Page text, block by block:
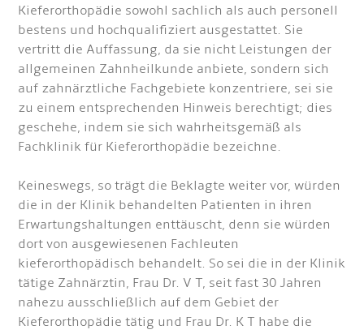
Kieferorthopädie sowohl sachlich als auch personell
bestens und hochqualifiziert ausgestattet. Sie
vertritt die Auffassung, da sie nicht Leistungen der
allgemeinen Zahnheilkunde anbiete, sondern sich
auf zahnärztliche Fachgebiete konzentriere, sei sie
zu einem entsprechenden Hinweis berechtigt; dies
geschehe, indem sie sich wahrheitsgemäß als
Fachklinik für Kieferorthopädie bezeichne.
Keineswegs, so trägt die Beklagte weiter vor, würden
die in der Klinik behandelten Patienten in ihren
Erwartungshaltungen enttäuscht, denn sie würden
dort von ausgewiesenen Fachleuten
kieferorthopädisch behandelt. So sei die in der Klinik
tätige Zahnärztin, Frau Dr. V T, seit fast 30 Jahren
nahezu ausschließlich auf dem Gebiet der
Kieferorthopädie tätig und Frau Dr. K T habe die